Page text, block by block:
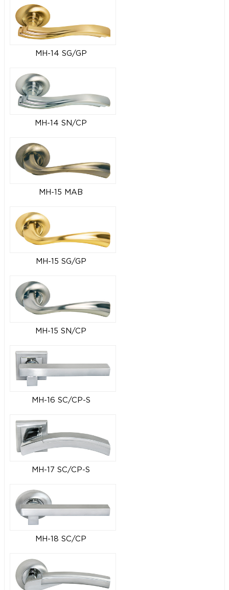
MH-14 SG/GP
MH-14 SN/CP
MH-15 MAB
MH-15 SG/GP
MH-15 SN/CP
MH-16 SC/CP-S
MH-17 SC/CP-S
MH-18 SC/CP